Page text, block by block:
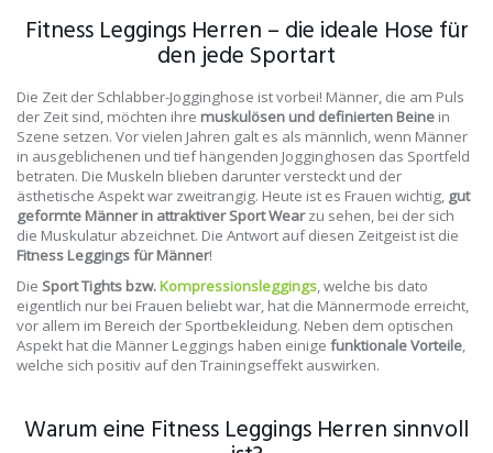
Fitness Leggings Herren – die ideale Hose für
den jede Sportart
Die Zeit der Schlabber-Jogginghose ist vorbei! Männer, die am Puls
der Zeit sind, möchten ihre muskulösen und definierten Beine in
Szene setzen. Vor vielen Jahren galt es als männlich, wenn Männer
in ausgeblichenen und tief hängenden Jogginghosen das Sportfeld
betraten. Die Muskeln blieben darunter versteckt und der
ästhetische Aspekt war zweitrangig. Heute ist es Frauen wichtig, gut
geformte Männer in attraktiver Sport Wearzu sehen, bei der sich
die Muskulatur abzeichnet. Die Antwort auf diesen Zeitgeist ist die
Fitness Leggings für Männer!
Die Sport Tights bzw.Kompressionsleggings, welche bis dato
eigentlich nur bei Frauen beliebt war, hat die Männermode erreicht,
vor allem im Bereich der Sportbekleidung. Neben dem optischen
Aspekt hat die Männer Leggings haben einige funktionale Vorteile,
welche sich positiv auf den Trainingseffekt auswirken.
Warum eine Fitness Leggings Herren sinnvoll